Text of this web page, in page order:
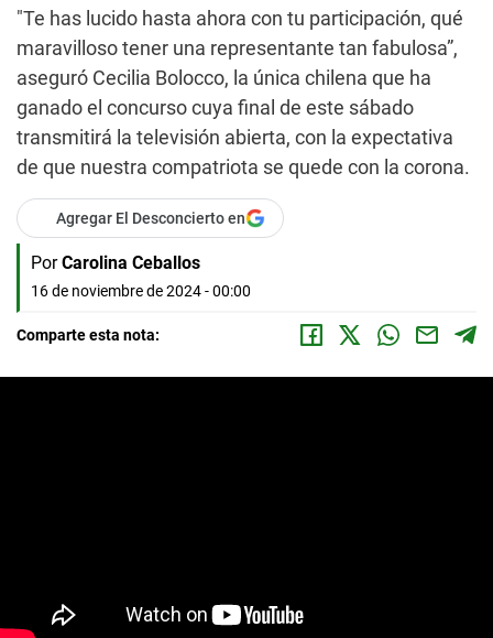
"Te has lucido hasta ahora con tu participación, qué
maravilloso tener una representante tan fabulosa”,
aseguró Cecilia Bolocco, la única chilena que ha
ganado el concurso cuya final de este sábado
transmitirá la televisión abierta, con la expectativa
de que nuestra compatriota se quede con la corona.
Agregar El Desconcierto en
Por Carolina Ceballos
16 de noviembre de 2024 - 00:00
Comparte esta nota: